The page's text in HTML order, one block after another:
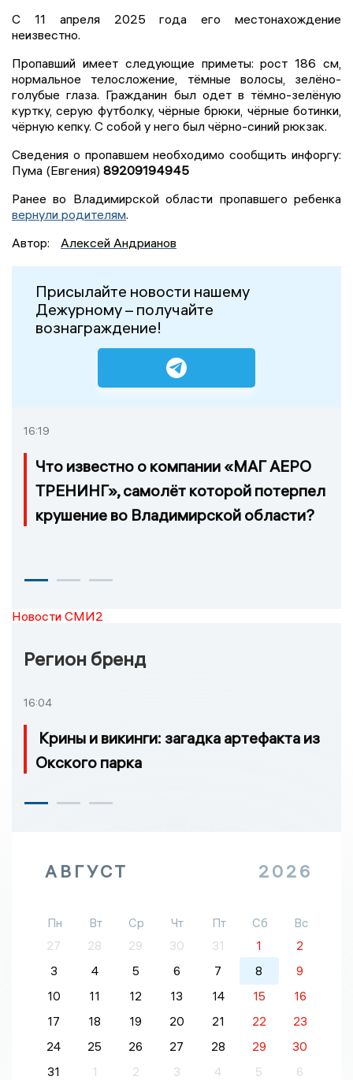
С 11 апреля 2025 года его местонахождение
неизвестно.
Пропавший имеет следующие приметы: рост 186 см,
нормальное телосложение, тёмные волосы, зелёно-
голубые глаза. Гражданин был одет в тёмно-зелёную
куртку, серую футболку, чёрные брюки, чёрные ботинки,
чёрную кепку. С собой у него был чёрно-синий рюкзак.
Сведения о пропавшем необходимо сообщить инфоргу:
Пума (Евгения) 89209194945
Ранее во Владимирской области пропавшего ребенка
вернули родителям.
Автор:
Алексей Андрианов
Присылайте новости нашему
Дежурному – получайте
вознаграждение!
16:19
Что известно о компании «МАГ АЕРО
ТРЕНИНГ», самолёт которой потерпел
крушение во Владимирской области?
Новости СМИ2
Регион бренд
16:04
Крины и викинги: загадка артефакта из
Окского парка
АВГУСТ 2026
Пн Вт Ср Чт Пт Сб
Вс
27
28 29 30 31 1
2
3
4 5 6 7 8
9
10
11 12 13 14 15
16
17
18 19 20 21 22
23
24
25 26 27 28 29
30
31
1 2 3 4 5 6